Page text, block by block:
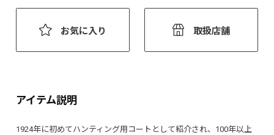
お気に入り 取扱店舗
アイテム説明
1924年に初めてハンティング用コートとして紹介され、100年以上